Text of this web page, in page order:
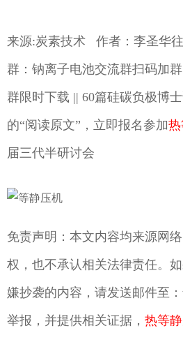
来源:炭素技术 作者：李圣华
群：钠离子电池交流群扫码加
群限时下载 || 60篇硅碳负极博
的“阅读原文”，立即报名参加
届三代半研讨会
免责声明：本文内容均来源网
权，也不承认相关法律责任。
嫌抄袭的内容，请发送邮件至
举报，并提供相关证据， 热等